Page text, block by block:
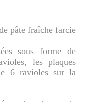
pâte fraîche farcie
sous forme de
les plaques
6 ravioles sur la